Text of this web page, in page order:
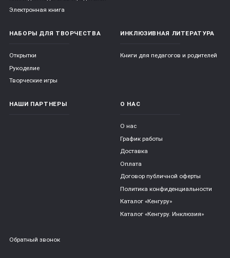
Электронная книга
НАБОРЫ ДЛЯ ТВОРЧЕСТВА
Открытки
Рукоделие
Творческие игры
ИНКЛЮЗИВНАЯ ЛИТЕРАТУРА
Книги для педагогов и родителей
НАШИ ПАРТНЕРЫ О НАС
О нас
График работы
Доставка
Оплата
Договор публичной оферты
Политика конфиденциальности
Каталог «Кенгуру»
Каталог «Кенгуру. Инклюзия»
Обратный звонок